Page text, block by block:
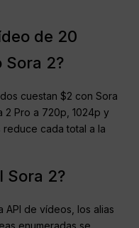
de 20
Sora 2?
cuestan $2 con Sora
2 Pro a 720p, 1024p y
reduce cada total a la
Sora 2?
API de vídeos, los alias
enumeradas se